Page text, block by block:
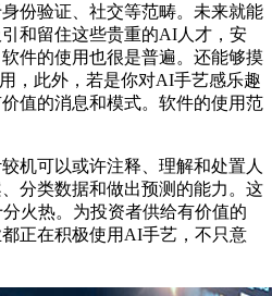
份验证、社交等范畴。未来就能
和留住这些贵重的AI人才，安
件的使用也很是普遍。还能够摸
，此外，若是你对AI手艺感乐趣
值的消息和模式。软件的使用范
可以或许注释、理解和处置人
分类数据和做出预测的能力。这
火热。为投资者供给有价值的
正在积极使用AI手艺，不只意